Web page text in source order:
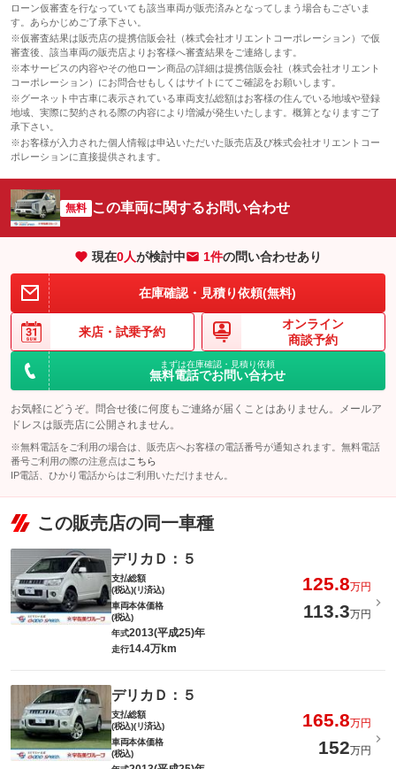
ローン仮審査を行なっていても該当車両が販売済みとなってしまう場合もございま
す。あらかじめご了承下さい。
※仮審査結果は販売店の提携信販会社（株式会社オリエントコーポレーション）で仮
審査後、該当車両の販売店よりお客様へ審査結果をご連絡します。
※本サービスの内容やその他ローン商品の詳細は提携信販会社（株式会社オリエント
コーポレーション）にお問合せもしくはサイトにてご確認をお願いします。
※グーネット中古車に表示されている車両支払総額はお客様の住んでいる地域や登録
地域、実際に契約される際の内容により増減が発生いたします。概算となりますご了
承下さい。
※お客様が入力された個人情報は申込いただいた販売店及び株式会社オリエントコー
ポレーションに直接提供されます。
無料 この車両に関するお問い合わせ
現在0人が検討中 1件の問い合わせあり
在庫確認・見積り依頼(無料)
来店・ 試乗予約
オンライン
商談予約
まずは在庫確認・見積り依頼
無料電話でお問い合わせ
お気軽にどうぞ。問合せ後に何度もご連絡が届くことはありません。メールア
ドレスは販売店に公開されません。
※無料電話をご利用の場合は、販売店へお客様の電話番号が通知されます。無料電話
番号ご利用の際の注意点は こちら
IP電話、ひかり電話からはご利用いただけません。
この販売店の同一車種
デリカＤ：５
支払総額
(税込)(リ済込)
125.8万円
車両本体価格
(税込)
113.3万円
年式2013(平成25)年
走行14.4万km
デリカＤ：５
支払総額
(税込)(リ済込)
165.8万円
車両本体価格
(税込)
152万円